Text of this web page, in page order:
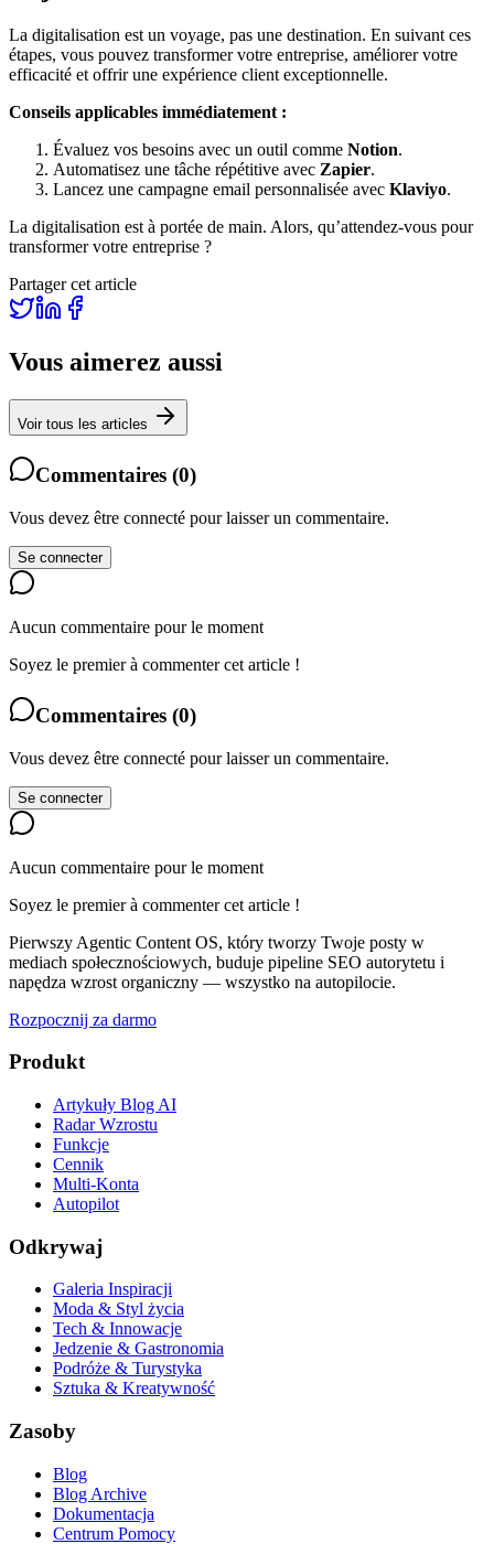
La digitalisation est un voyage, pas une destination. En suivant ces
étapes, vous pouvez transformer votre entreprise, améliorer votre
efficacité et offrir une expérience client exceptionnelle.
Conseils applicables immédiatement :
Évaluez vos besoins avec un outil comme Notion.
Automatisez une tâche répétitive avec Zapier.
Lancez une campagne email personnalisée avec Klaviyo.
La digitalisation est à portée de main. Alors, qu’attendez-vous pour
transformer votre entreprise ?
Partager cet article
Vous aimerez aussi
Voir tous les articles
Commentaires (0)
Vous devez être connecté pour laisser un commentaire.
Se connecter
Aucun commentaire pour le moment
Soyez le premier à commenter cet article !
Commentaires (0)
Vous devez être connecté pour laisser un commentaire.
Se connecter
Aucun commentaire pour le moment
Soyez le premier à commenter cet article !
Pierwszy Agentic Content OS, który tworzy Twoje posty w
mediach społecznościowych, buduje pipeline SEO autorytetu i
napędza wzrost organiczny — wszystko na autopilocie.
Rozpocznij za darmo
Produkt
Artykuły Blog AI
Radar Wzrostu
Funkcje
Cennik
Multi-Konta
Autopilot
Odkrywaj
Galeria Inspiracji
Moda & Styl życia
Tech & Innowacje
Jedzenie & Gastronomia
Podróże & Turystyka
Sztuka & Kreatywność
Zasoby
Blog
Blog Archive
Dokumentacja
Centrum Pomocy